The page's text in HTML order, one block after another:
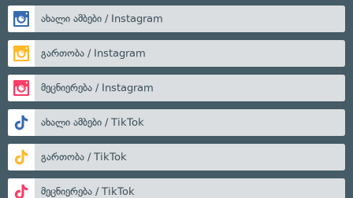
ახალი ამბები / Instagram
გართობა / Instagram
მეცნიერება / Instagram
ახალი ამბები / TikTok
გართობა / TikTok
მეცნიერება / TikTok